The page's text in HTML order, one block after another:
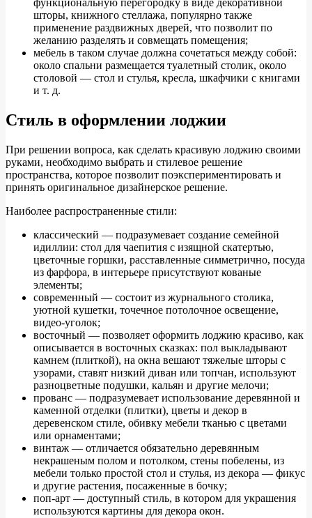
функциональную перегородку в виде декоративной
шторы, книжного стеллажа, популярно также
применение раздвижных дверей, что позволит по
желанию разделять и совмещать помещения;
мебель в таком случае должна сочетаться между собой:
около спальни размещается туалетный столик, около
столовой — стол и стулья, кресла, шкафчики с книгами
и т. д.
Стиль в оформлении лоджии
При решении вопроса, как сделать красивую лоджию своими
руками, необходимо выбрать и стилевое решение
пространства, которое позволит поэкспериментировать и
принять оригинальное дизайнерское решение.
Наиболее распространенные стили:
классический — подразумевает создание семейной
идиллии: стол для чаепития с изящной скатертью,
цветочные горшки, расставленные симметрично, посуда
из фарфора, в интерьере присутствуют кованые
элементы;
современный — состоит из журнального столика,
уютной кушетки, точечное потолочное освещение,
видео-уголок;
восточный — позволяет оформить лоджию красиво, как
описывается в восточных сказках: пол выкладывают
камнем (плиткой), на окна вешают тяжелые шторы с
узорами, ставят низкий диван или топчан, используют
разноцветные подушки, кальян и другие мелочи;
прованс — подразумевает использование деревянной и
каменной отделки (плитки), цветы и декор в
деревенском стиле, обивку мебели тканью с цветами
или орнаментами;
винтаж — отличается обязательно деревянным
некрашеным полом и потолком, стены побелены, из
мебели только простой стол и стулья, из декора — фикус
и другие растения, посаженные в бочку;
поп-арт — доступный стиль, в котором для украшения
используются картины для декора окон.